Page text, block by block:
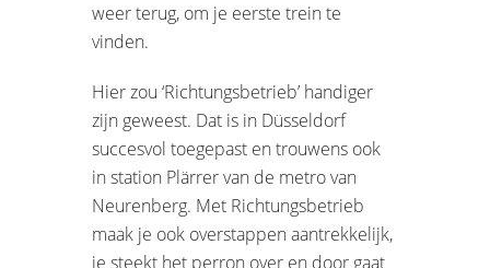
weer terug, om je eerste trein te
vinden.
Hier zou ‘Richtungsbetrieb’ handiger
zijn geweest. Dat is in Düsseldorf
succesvol toegepast en trouwens ook
in station Plärrer van de metro van
Neurenberg. Met Richtungsbetrieb
maak je ook overstappen aantrekkelijk,
je steekt het perron over en door gaat